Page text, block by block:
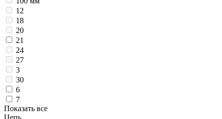
12
18
20
21
24
27
3
30
6
7
Показать все
Цепь